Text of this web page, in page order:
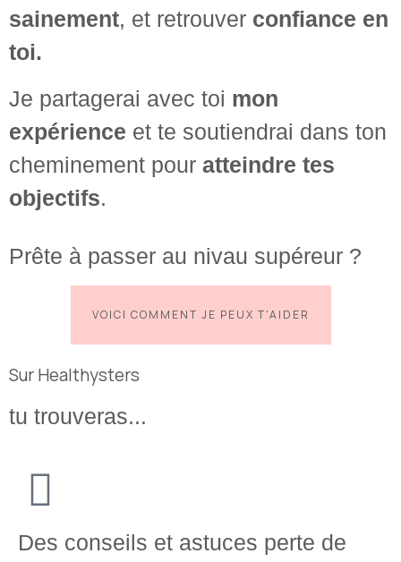
sainement, et retrouver confiance en
toi.
Je partagerai avec toi mon
expérience et te soutiendrai dans ton
cheminement pour atteindre tes
objectifs.
Prête à passer au nivau supéreur ?
VOICI COMMENT JE PEUX T'AIDER
Sur Healthysters
tu trouveras...
Des conseils et astuces perte de